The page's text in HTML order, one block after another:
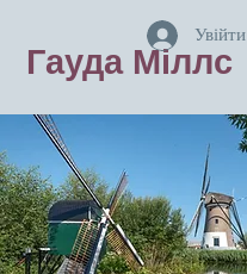
Гауда Міллс
Увійти